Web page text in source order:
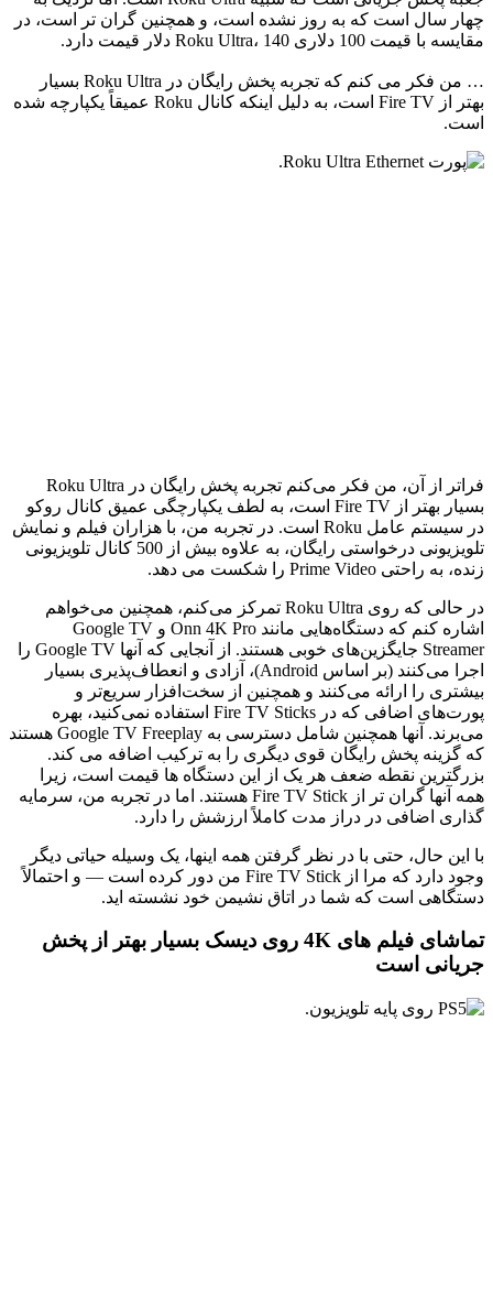
چهار سال است که به روز نشده است، و همچنین گران تر است، در
مقایسه با قیمت 100 دلاری Roku Ultra، 140 دلار قیمت دارد.
… من فکر می کنم که تجربه پخش رایگان در Roku Ultra بسیار
بهتر از Fire TV است، به دلیل اینکه کانال Roku عمیقاً یکپارچه شده
است.
فراتر از آن، من فکر می‌کنم تجربه پخش رایگان در Roku Ultra
بسیار بهتر از Fire TV است، به لطف یکپارچگی عمیق
کانال روکو
در سیستم عامل Roku است. در تجربه من، با هزاران فیلم و نمایش
تلویزیونی درخواستی رایگان، به علاوه بیش از 500 کانال تلویزیونی
زنده، به راحتی Prime Video را شکست می دهد.
در حالی که روی Roku Ultra تمرکز می‌کنم، همچنین می‌خواهم
اشاره کنم که دستگاه‌هایی مانند Onn 4K Pro و Google TV
Streamer جایگزین‌های خوبی هستند. از آنجایی که آنها Google TV را
اجرا می‌کنند (بر اساس Android)، آزادی و انعطاف‌پذیری بسیار
بیشتری را ارائه می‌کنند و همچنین از سخت‌افزار سریع‌تر و
پورت‌های اضافی که در Fire TV Sticks استفاده نمی‌کنید، بهره
می‌برند. آنها همچنین شامل دسترسی به Google TV Freeplay هستند
که گزینه پخش رایگان قوی دیگری را به ترکیب اضافه می کند.
بزرگترین نقطه ضعف هر یک از این دستگاه ها قیمت است، زیرا
همه آنها گران تر از Fire TV Stick هستند. اما در تجربه من، سرمایه
گذاری اضافی در دراز مدت کاملاً ارزشش را دارد.
با این حال، حتی با در نظر گرفتن همه اینها، یک وسیله حیاتی دیگر
وجود دارد که مرا از Fire TV Stick من دور کرده است — و احتمالاً
دستگاهی است که شما در اتاق نشیمن خود نشسته اید.
تماشای فیلم های 4K روی دیسک بسیار بهتر از پخش
جریانی است